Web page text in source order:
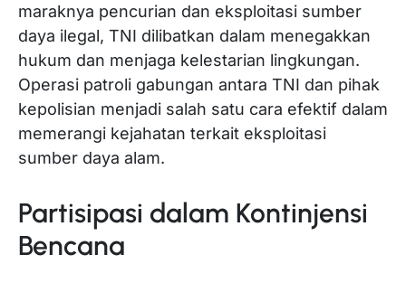
maraknya pencurian dan eksploitasi sumber
daya ilegal, TNI dilibatkan dalam menegakkan
hukum dan menjaga kelestarian lingkungan.
Operasi patroli gabungan antara TNI dan pihak
kepolisian menjadi salah satu cara efektif dalam
memerangi kejahatan terkait eksploitasi
sumber daya alam.
Partisipasi dalam Kontinjensi
Bencana